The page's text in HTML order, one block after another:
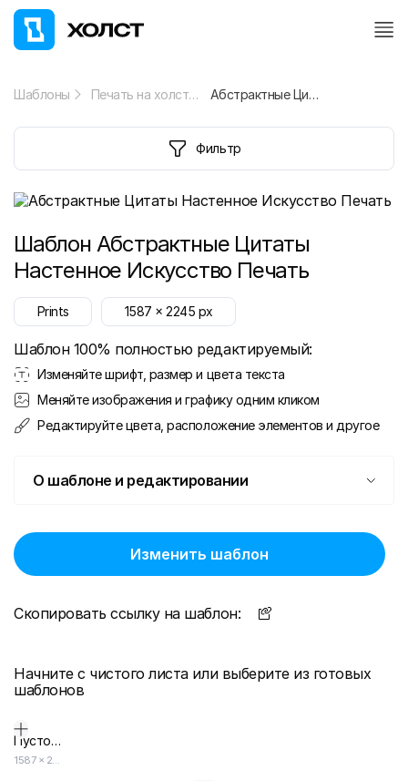
Шаблоны Печать на холсте Абстрактные Цитаты Настенное Искусство Печать
Фильтр
Шаблон Абстрактные Цитаты
Настенное Искусство Печать
Prints 1587 x2245 px
Шаблон 100% полностью редактируемый:
Изменяйте шрифт, размер и цвета текста
Меняйте изображения и графику одним кликом
Редактируйте цвета, расположение элементов и другое
О шаблоне и редактировании
Изменить шаблон
Скопировать ссылку на шаблон:
Начните с чистого листа или выберите из готовых
шаблонов
Пустой дизайн-макет
1587× 2245